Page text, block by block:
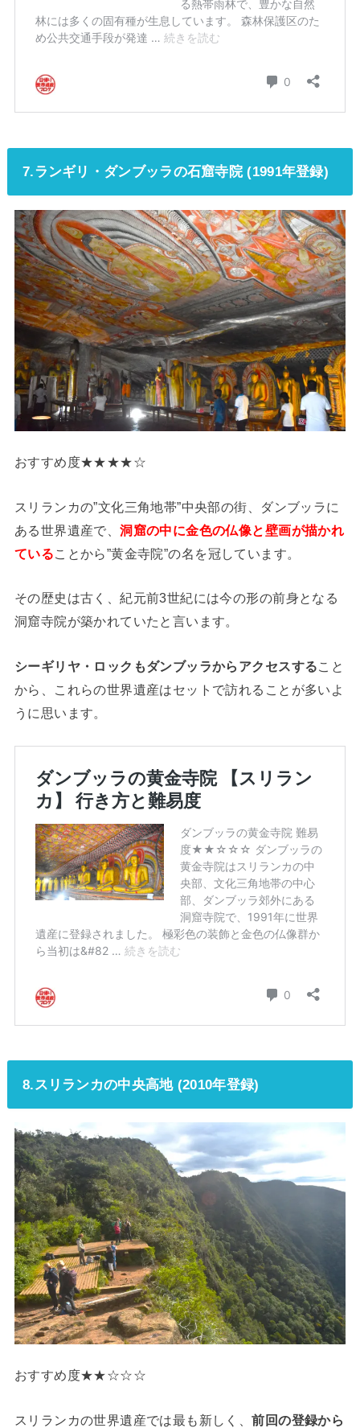
7.ランギリ・ダンブッラの石窟寺院 (1991年登録)
おすすめ度★★★★☆
スリランカの”文化三角地帯”中央部の街、ダンブッラに
ある世界遺産で、洞窟の中に金色の仏像と壁画が描かれ
ていることから”黄金寺院”の名を冠しています。
その歴史は古く、紀元前3世紀には今の形の前身となる
洞窟寺院が築かれていたと言います。
シーギリヤ・ロックもダンブッラからアクセスする こと
から、これらの世界遺産はセットで訪れることが多いよ
うに思います。
8.スリランカの中央高地 (2010年登録)
おすすめ度★★☆☆☆
スリランカの世界遺産では最も新しく、前回の登録から